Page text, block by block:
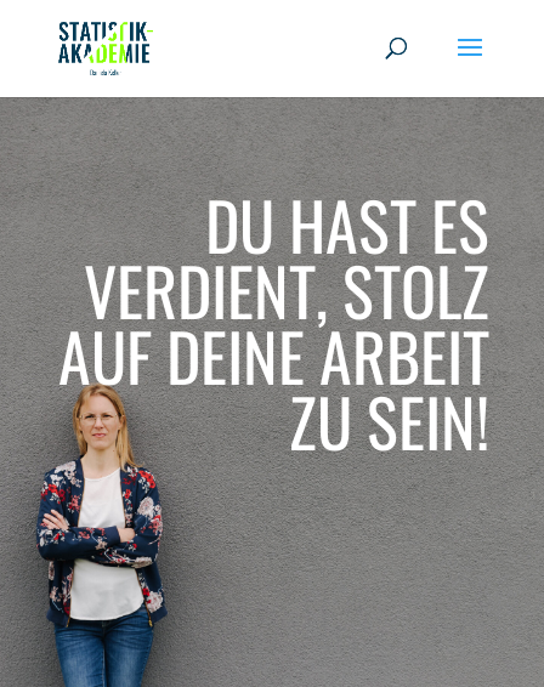
DU HAST ES
VERDIENT, STOLZ
AUF DEINE ARBEIT
ZU SEIN!